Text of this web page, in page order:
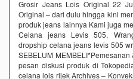
Grosir Jeans Lois Original 22
Original – dari dulu hingga kini
produk jeans lainnya Kami juga
Celana jeans Levis 505,
dropship celana jeans levis 505
SEBELUM
pesan diskusi produk di
celana lois rijek Archives –